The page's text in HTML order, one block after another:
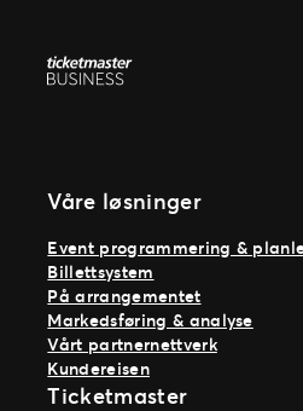
Våre løsninger
Event programmering &
Billettsystem
På arrangementet
Markedsføring & analyse
Vårt partnernettverk
Kundereisen
Ticketmaster